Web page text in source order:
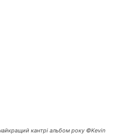
кантрі альбом року ©Kevin